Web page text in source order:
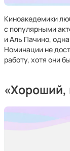
Киноакедемики
с популярными
и Аль Пачино,
Номинации не
работу, хотя они
«Хороший,